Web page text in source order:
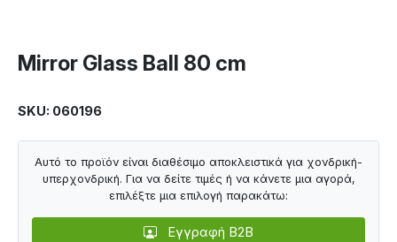
Mirror Glass Ball 80 cm
SKU: 060196
Αυτό το προϊόν είναι διαθέσιμο αποκλειστικά για χονδρική-
υπερχονδρική. Για να δείτε τιμές ή να κάνετε μια αγορά,
επιλέξτε μια επιλογή παρακάτω:
Εγγραφή B2B